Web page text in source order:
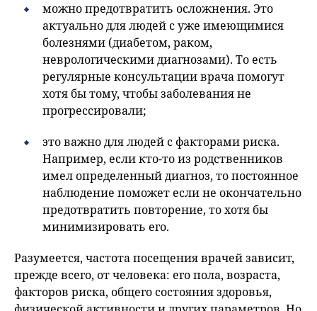
можно предотвратить осложнения. Это
актуально для людей с уже имеющимися
болезнями (диабетом, раком,
неврологическими диагнозами). То есть
регулярные консультации врача помогут
хотя бы тому, чтобы заболевания не
прогрессировали;
это важно для людей с факторами риска.
Например, если кто-то из родственников
имел определенный диагноз, то постоянное
наблюдение поможет если не окончательно
предотвратить повторение, то хотя бы
минимизировать его.
Разумеется, частота посещения врачей зависит,
прежде всего, от человека: его пола, возраста,
факторов риска, общего состояния здоровья,